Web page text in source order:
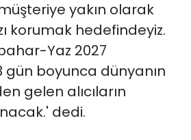
yakın olarak
korumak hedefindeyiz.
Yaz 2027
gün boyunca dünyanın
gelen alıcıların
dedi.